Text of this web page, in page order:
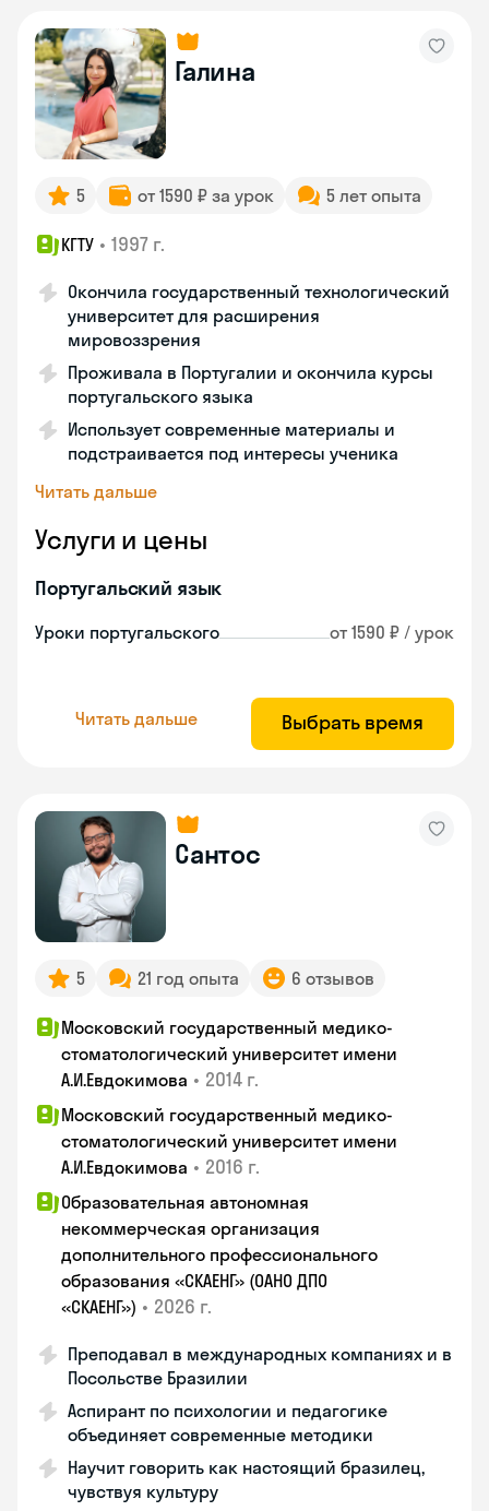
Галина
5 от 1590 ₽ за урок 5 лет опыта
КГТУ • 1997 г.
Окончила государственный технологический
университет для расширения
мировоззрения
Проживала в Португалии и окончила курсы
португальского языка
Использует современные материалы и
подстраивается под интересы ученика
Читать дальше
Услуги и цены
Португальский язык
Уроки португальского от 1590 ₽ / урок
Читать дальше Выбрать время
Сантос
5 21 год опыта 6 отзывов
Московский государственный медико-
стоматологический университет имени
А.И.Евдокимова • 2014 г.
Московский государственный медико-
стоматологический университет имени
А.И.Евдокимова • 2016 г.
Образовательная автономная
некоммерческая организация
дополнительного профессионального
образования «СКАЕНГ» (ОАНО ДПО
«СКАЕНГ») • 2026 г.
Преподавал в международных компаниях и в
Посольстве Бразилии
Аспирант по психологии и педагогике
объединяет современные методики
Научит говорить как настоящий бразилец,
чувствуя культуру